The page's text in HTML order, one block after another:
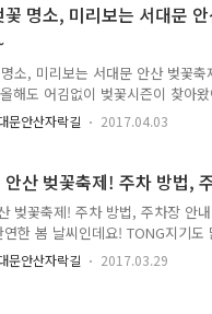
대표 벚꽃 명소 「서대문 안산」
등 3,000여 그루의 다양한 벚꽃 나
수 있는 '벚꽃 광장', 음악이 함께
명소, 미리보는 서대문
소, 미리보는 서대문 안산 벚꽃
해도 어김없이 벚꽃시즌이 찾아
요! 그때까지 기다리기 힘들다 하
간을 준비했답니다! ^^ 서대문 안
무 3,000여 그루를만날 수 있답니
자연 속에서 벚꽃을 만날 수 있다
과 함께 할 수 있는 벚꽃 명소가
라가야 하나? 생각하고 있으신건
문안산자락길 2017.04.03
산 벚꽃축제! 주차 방법,
벚꽃축제! 주차 방법, 주차장 안
연한 봄 날씨인데요! TONG지기
는 이유, 벚꽃 때문입니다! 서대
악회'가 4월 7일(금)부터 9일(일)
문안산자락길 2017.03.29